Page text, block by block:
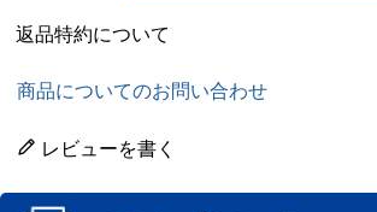
返品特約について
商品についてのお問い合わせ
レビューを書く